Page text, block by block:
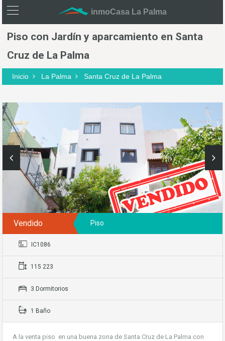
inmoCasa La Palma
Piso con Jardín y aparcamiento en Santa
Cruz de La Palma
Inicio La Palma Santa Cruz de La Palma
Vendido Piso
IC1086
115 223
3 Dormitorios
1 Baño
A la venta piso en una buena zona de Santa Cruz de La Palma con